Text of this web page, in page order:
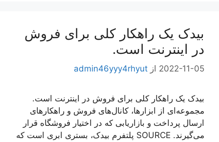
بیدک یک راهکار کلی برای فروش
در اینترنت است.
2022-11-05 از admin46yyy4rhyut
بیدک یک راهکار کلی برای فروش در اینترنت است.
مجموعه‌ای از ابزارها، کانال‌های فروش و راهکارهای
ارسال پرداخت و بازاریابی که در اختیار فروشگاه قرار
می‌گیرند. SOURCE پلتفرم بیدک، بستری ابری است که